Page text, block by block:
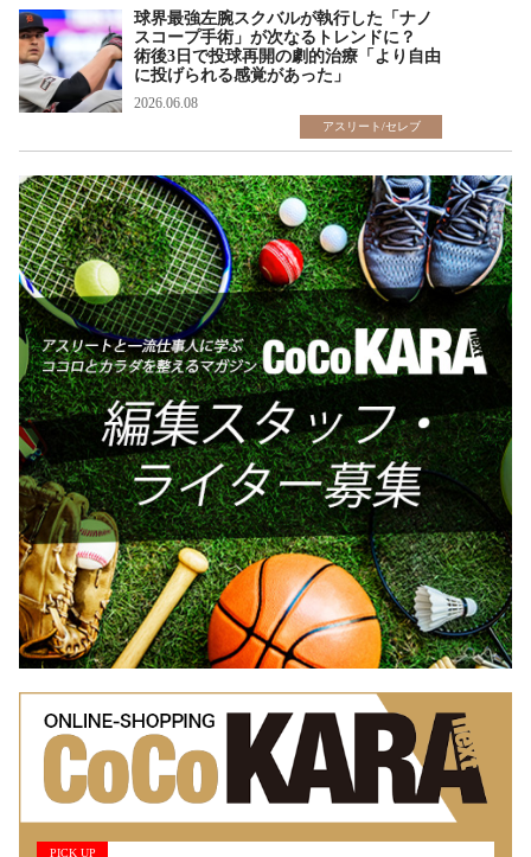
球界最強左腕スクバルが執行した「ナノ
スコープ手術」が次なるトレンドに？
術後3日で投球再開の劇的治療「より自由
に投げられる感覚があった」
2026.06.08
アスリート/セレブ
PICK UP